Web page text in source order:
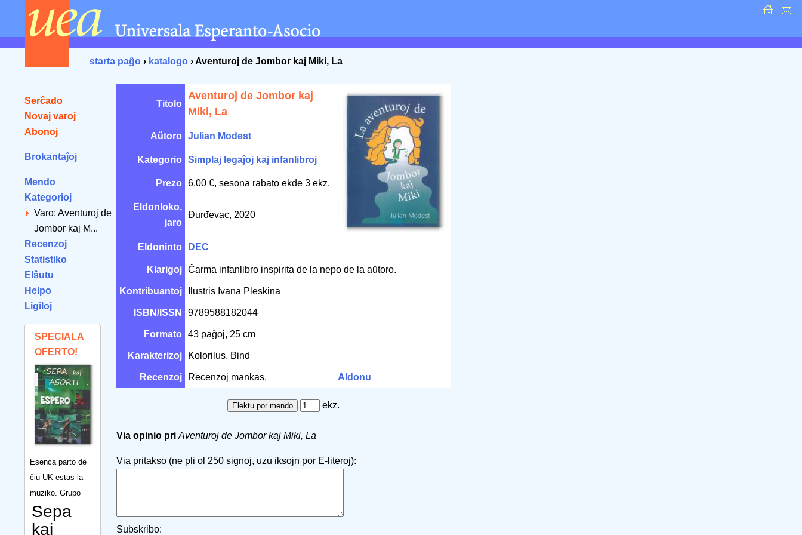
starta paĝo › katalogo › Aventuroj de Jombor kaj Miki, La
Serĉado
Novaj varoj
Abonoj
Brokantaĵoj
Mendo
Kategorioj
Varo: Aventuroj de
Jombor kaj M...
Recenzoj
Statistiko
Elŝutu
Helpo
Ligiloj
SPECIALA
OFERTO!
Esenca parto de
ĉiu UK estas la
muziko. Grupo
Sepa
kaj
Titolo
Aventuroj de Jombor kaj
Miki, La
Aŭtoro Julian Modest
Kategorio Simplaj legaĵoj kaj infanlibroj
Prezo 6.00 €, sesona rabato ekde 3 ekz.
Eldonloko,
jaro
Đurđevac, 2020
Eldoninto DEC
Klarigoj Ĉarma infanlibro inspirita de la nepo de la aŭtoro.
Kontribuantoj Ilustris Ivana Pleskina
ISBN/ISSN 9789588182044
Formato 43 paĝoj, 25 cm
Karakterizoj Kolorilus. Bind
Recenzoj Recenzoj mankas. Aldonu
ekz.
Via opinio pri Aventuroj de Jombor kaj Miki, La
Via pritakso (ne pli ol 250 signoj, uzu iksojn por E-literoj):
Subskribo: